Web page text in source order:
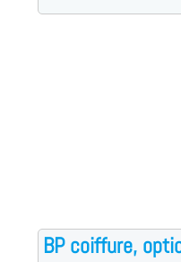
BP coiffure,